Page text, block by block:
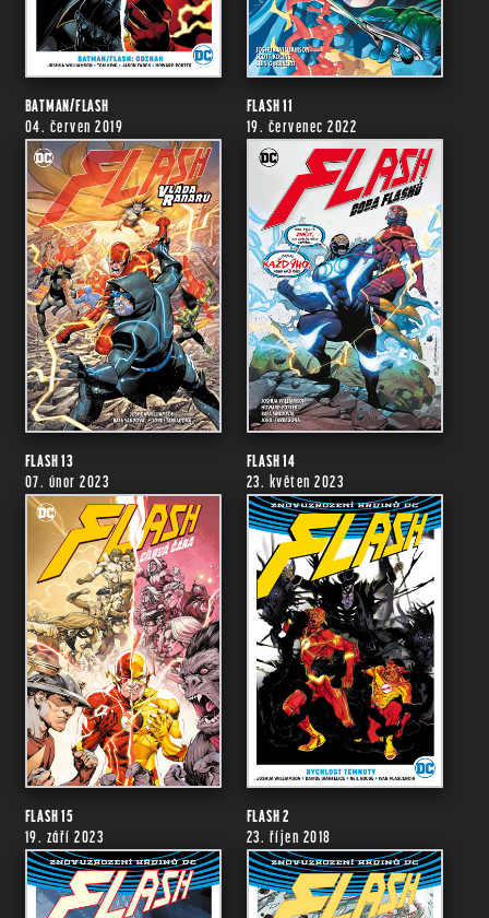
BATMAN/FLASH
04. červen 2019
FLASH 11
19. červenec 2022
FLASH 13
07. únor 2023
FLASH 14
23. květen 2023
FLASH 15
19. září 2023
FLASH 2
23. říjen 2018